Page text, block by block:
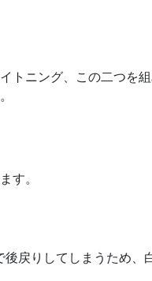
ニング、この二つを
す。
戻りしてしまうため